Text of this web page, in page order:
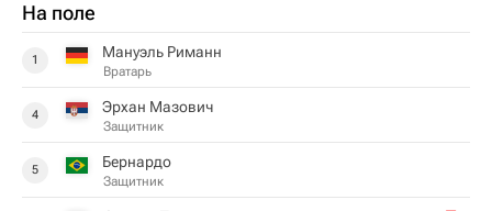
На поле
1 Мануэль Риманн
Вратарь
4 Эрхан Мазович
Защитник
5 Бернардо
Защитник